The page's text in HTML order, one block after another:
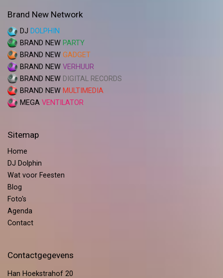
Brand New Network
DJ DOLPHIN
BRAND NEW PARTY
BRAND NEW GADGET
BRAND NEW VERHUUR
BRAND NEW DIGITAL RECORDS
BRAND NEW MULTIMEDIA
MEGA VENTILATOR
Sitemap
Home
DJ Dolphin
Wat voor Feesten
Blog
Foto's
Agenda
Contact
Contactgegevens
Han Hoekstrahof 20